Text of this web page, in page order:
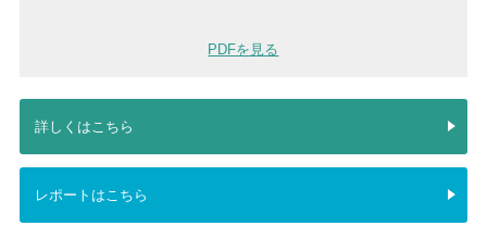
PDFを見る
詳しくはこちら
レポートはこちら